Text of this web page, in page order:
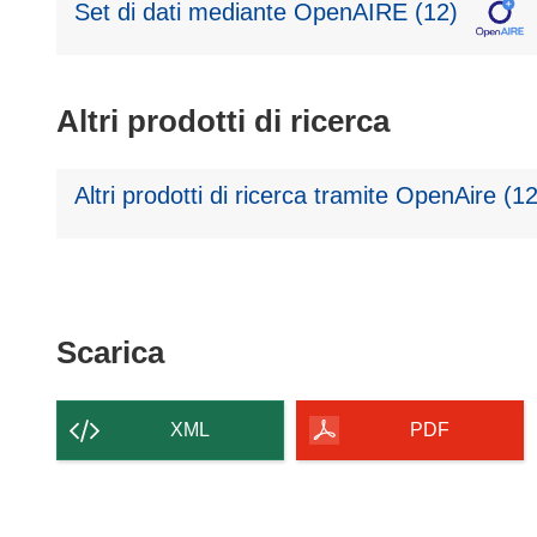
Set di dati mediante OpenAIRE (12)
Altri prodotti di ricerca
Altri prodotti di ricerca tramite OpenAire
ScaricaScarica
contenuto
della
XML PDF